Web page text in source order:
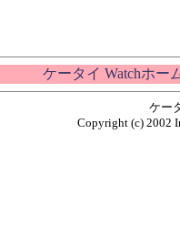
ケータイ Watchホー
ケー
Copyright (c) 2002